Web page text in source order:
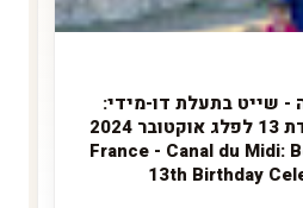
- שייט בתעלת דו-מידי:
תחילת חגיגות יומולדת 13 לפלג אוקטובר 2024
France - Canal du Midi:
13th Birthday